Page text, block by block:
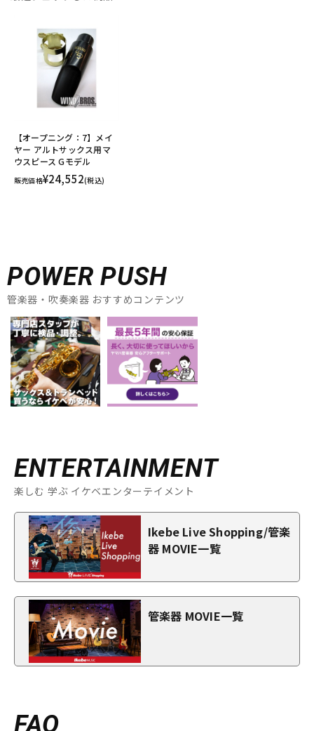
【オープニング：7】メイ
ヤー アルトサックス用マ
ウスピース Gモデル
販売価格¥24,552(税込)
POWER PUSH
管楽器・吹奏楽器 おすすめコンテンツ
ENTERTAINMENT
楽しむ 学ぶ イケベエンターテイメント
Ikebe Live Shopping/管楽
器 MOVIE一覧
管楽器 MOVIE一覧
FAQ